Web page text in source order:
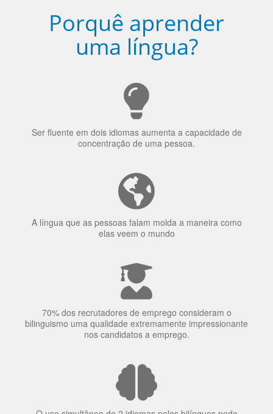
Porquê aprender
uma língua?
Ser fluente em dois idiomas aumenta a capacidade de
A língua que as pessoas falam molda a maneira como
70% dos recrutadores de emprego consideram o
bilinguismo uma qualidade extremamente impressionante